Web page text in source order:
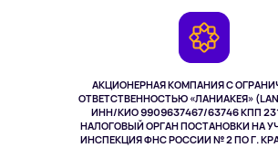
АКЦИОНЕРНАЯ КОМПАНИЯ С
ОТВЕТСТВЕННОСТЬЮ «ЛАНИАКЕЯ»
ИНН/КИО 9909637467/63746 КПП
НАЛОГОВЫЙ ОРГАН ПОСТАНОВКИ НА
ИНСПЕКЦИЯ ФНС РОССИИ № 2 ПО Г.
Здоровье питомцев